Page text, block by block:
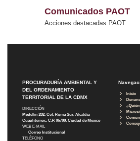
Comunicados PAOT
Acciones destacadas PAOT
PROCURADURÍA AMBIENTAL Y
DEL ORDENAMIENTO
TERRITORIAL DE LA CDMX
DIRECCIÓN
Medellín 202, Col. Roma Sur, Alcaldía
Cuauhtémoc, C.P. 06700, Ciudad de México
WEB E-MAIL
Correo Institucional
TELÉFONO
Inicio